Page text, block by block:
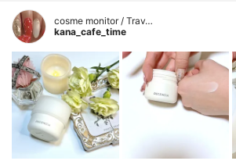
cosme monitor / Trav…
kana_cafe_time